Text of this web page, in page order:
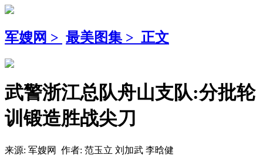
军嫂网 > 最美图集 > 正文
武警浙江总队舟山支队:分批轮
训锻造胜战尖刀
来源: 军嫂网 作者: 范玉立 刘加武 李晗健